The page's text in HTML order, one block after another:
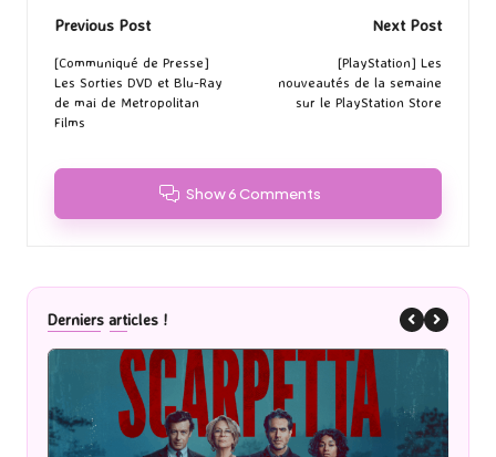
Post
navigation
Previous Post
[Communiqué de Presse]
Les Sorties DVD et Blu-Ray
de mai de Metropolitan
Films
Next Post
[PlayStation] Les
nouveautés de la semaine
sur le PlayStation Store
Show 6 Comments
Derniers articles !